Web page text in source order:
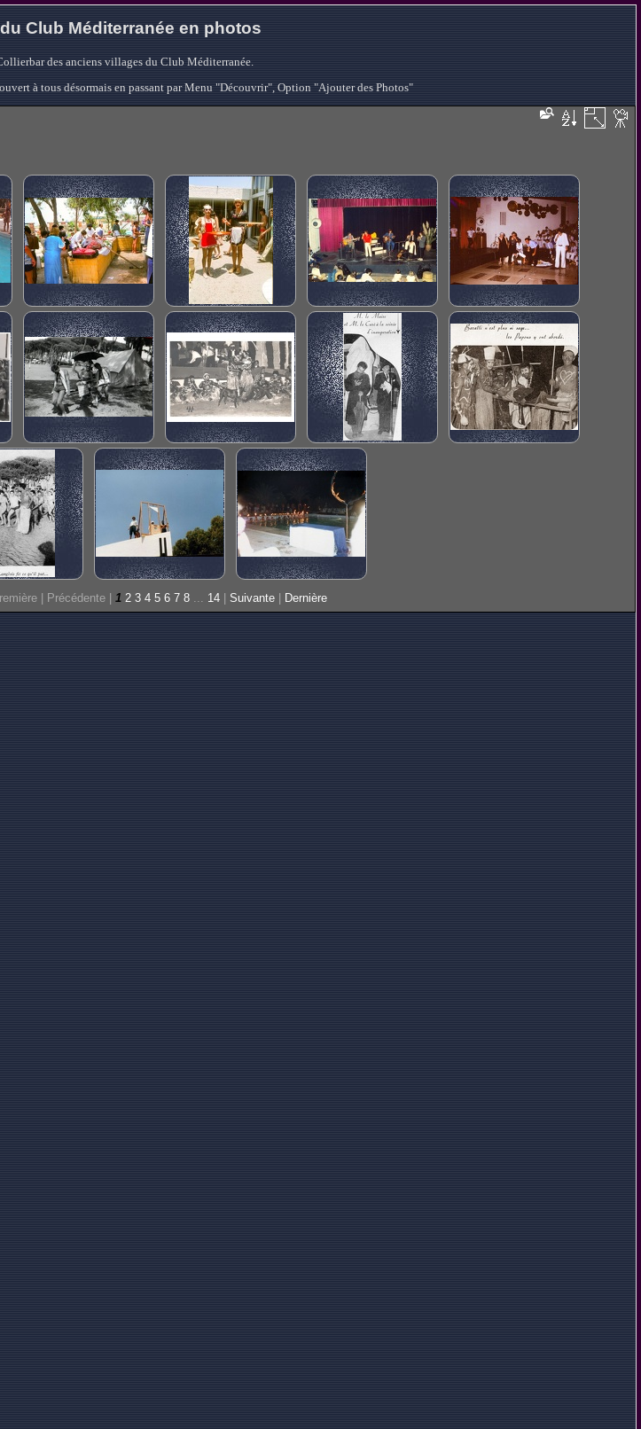
Club Méditerranée en photos
des anciens villages du Club Méditerranée.
à tous désormais en passant par Menu "Découvrir", Option "Ajouter des Photos"
| Précédente | 1 2 3 4 5 6 7 8... 14 Suivante Dernière